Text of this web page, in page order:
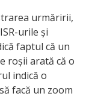
urmăririi,
urile și
faptul că un
roșii arată că o
indică o
facă un zoom